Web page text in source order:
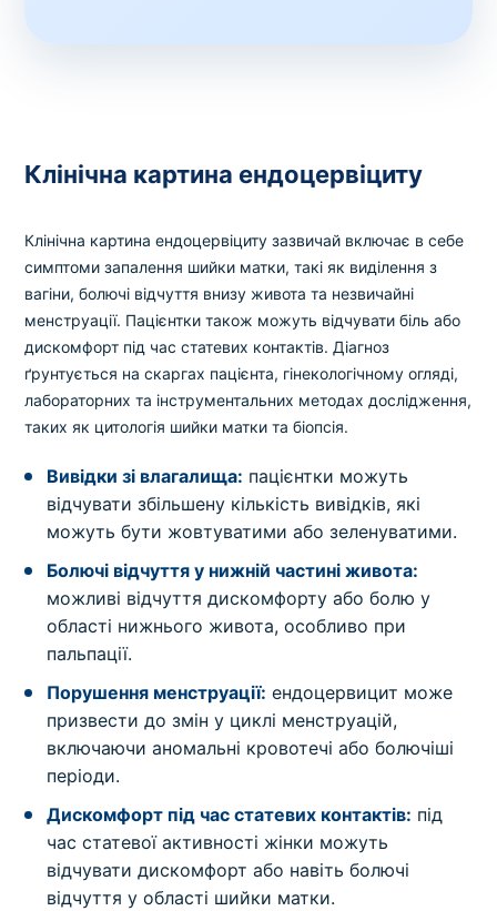
Клінічна картина ендоцервіциту
Клінічна картина ендоцервіциту зазвичай включає в себе
симптоми запалення шийки матки, такі як виділення з
вагіни, болючі відчуття внизу живота та незвичайні
менструації. Пацієнтки також можуть відчувати біль або
дискомфорт під час статевих контактів. Діагноз
ґрунтується на скаргах пацієнта, гінекологічному огляді,
лабораторних та інструментальних методах дослідження,
таких як цитологія шийки матки та біопсія.
Вивідки зі влагалища: пацієнтки можуть
відчувати збільшену кількість вивідків, які
можуть бути жовтуватими або зеленуватими.
Болючі відчуття у нижній частині живота:
можливі відчуття дискомфорту або болю у
області нижнього живота, особливо при
пальпації.
Порушення менструації: ендоцервицит може
призвести до змін у циклі менструацій,
включаючи аномальні кровотечі або болючіші
періоди.
Дискомфорт під час статевих контактів: під
час статевої активності жінки можуть
відчувати дискомфорт або навіть болючі
відчуття у області шийки матки.